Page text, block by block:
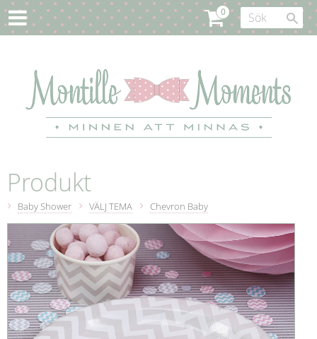
Produkt
Baby Shower VÄLJ TEMA Chevron Baby